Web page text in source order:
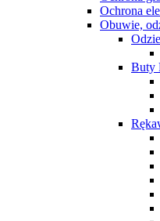
Ochrona
Obuwie,
Buty